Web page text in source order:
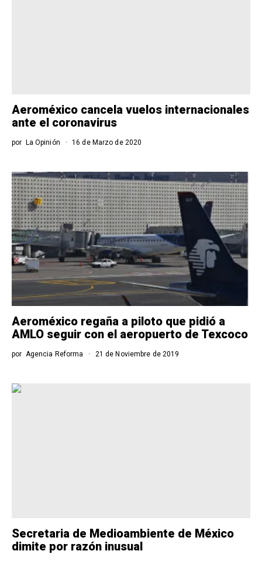
Aeroméxico cancela vuelos internacionales
ante el coronavirus
por La Opinión 16 de Marzo de 2020
Aeroméxico regaña a piloto que pidió a
AMLO seguir con el aeropuerto de Texcoco
por Agencia Reforma 21 de Noviembre de 2019
Secretaria de Medioambiente de México
dimite por razón inusual